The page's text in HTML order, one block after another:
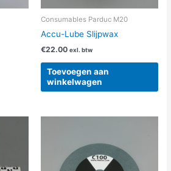
Consumables Parduc M20
Accu-Lube Slijpwax
€22.00 exl. btw
Toevoegen aan
winkelwagen